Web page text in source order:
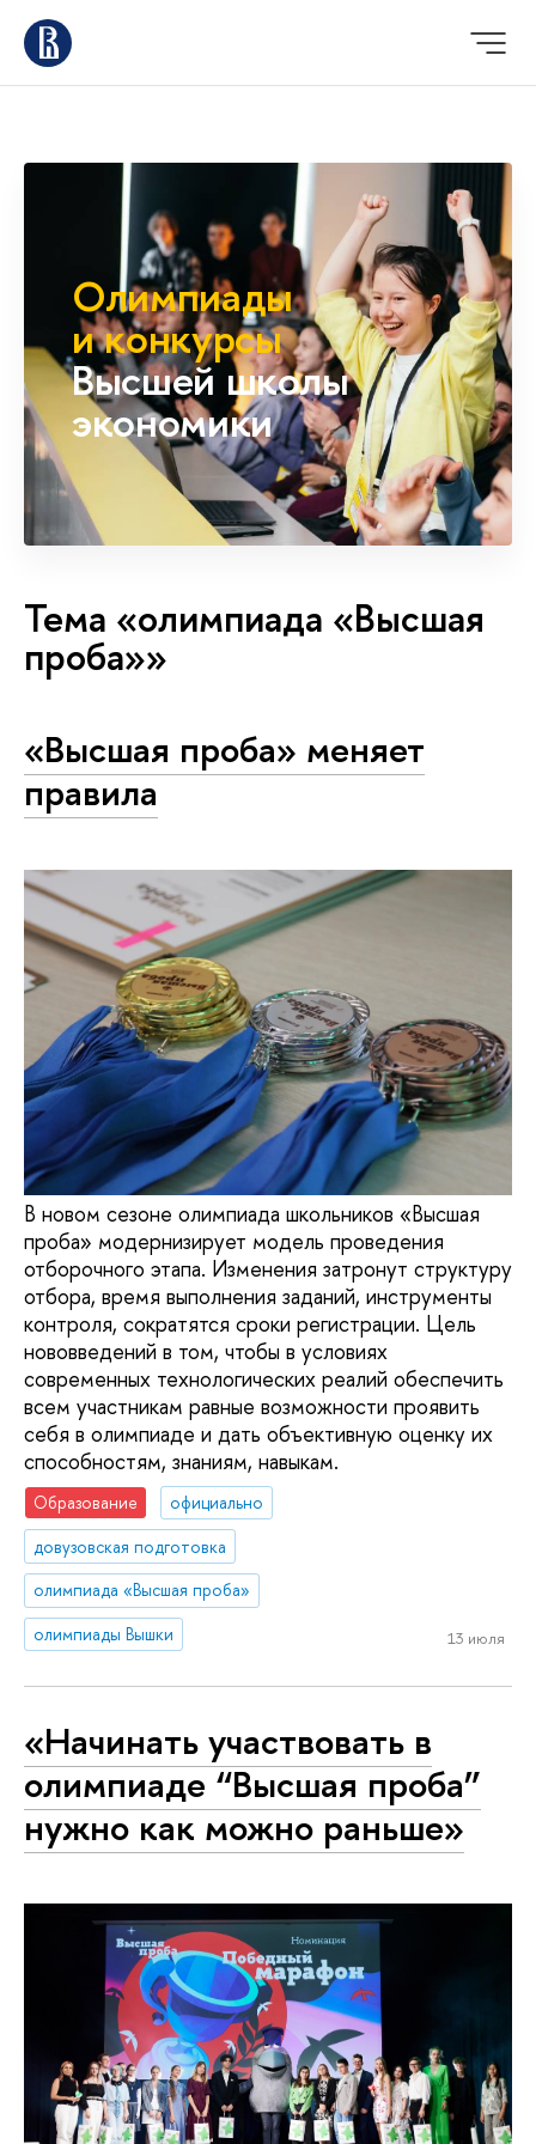
Олимпиады
и конкурсы
Высшей школы
экономики
Тема «олимпиада «Высшая
проба»»
«Высшая проба» меняет
правила
В новом сезоне олимпиада школьников «Высшая
проба» модернизирует модель проведения
отборочного этапа. Изменения затронут структуру
отбора, время выполнения заданий, инструменты
контроля, сократятся сроки регистрации. Цель
нововведений в том, чтобы в условиях
современных технологических реалий обеспечить
всем участникам равные возможности проявить
себя в олимпиаде и дать объективную оценку их
способностям, знаниям, навыкам.
Образование
официально
довузовская подготовка
олимпиада «Высшая проба»
олимпиады Вышки
13 июля
«Начинать участвовать в
олимпиаде “Высшая проба”
нужно как можно раньше»